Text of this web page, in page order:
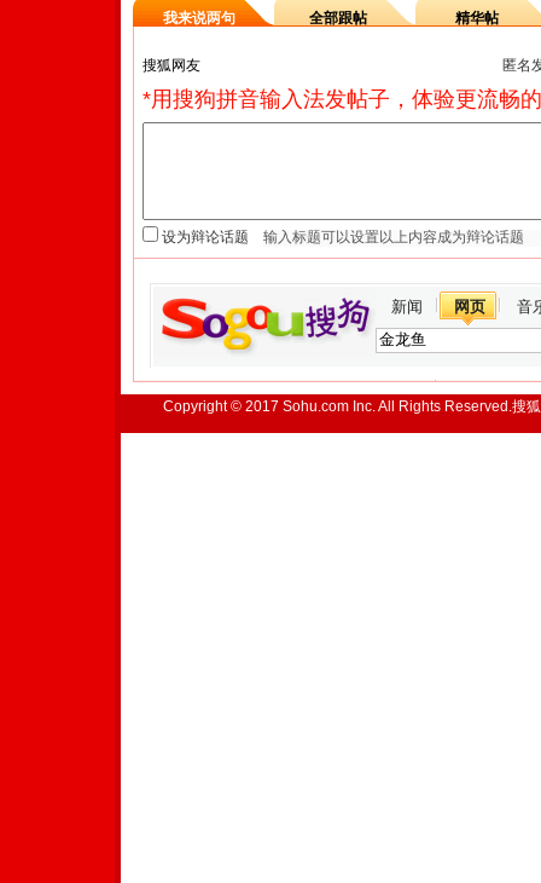
我来说两句 全部跟帖 精华帖
匿名
*用搜狗拼音输入法发帖子，体验更流畅
设为辩论话题
新闻 网页 音
Copyright © 2017 Sohu.com Inc. All Rights Reserved.搜